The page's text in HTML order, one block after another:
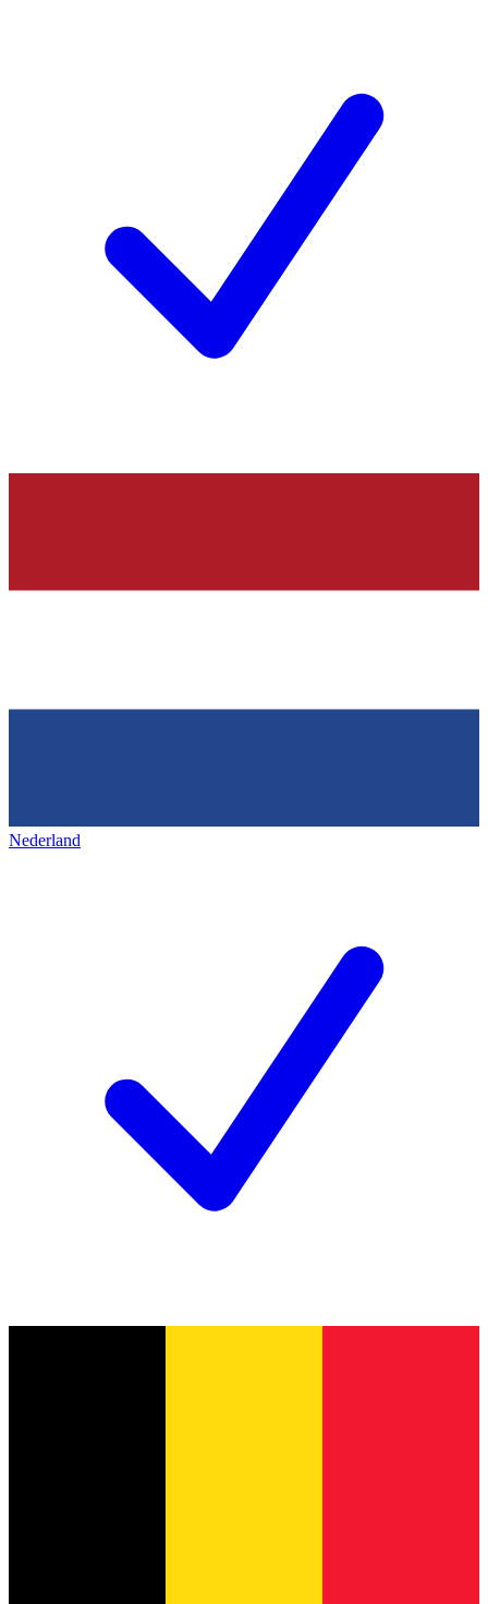
Nederland